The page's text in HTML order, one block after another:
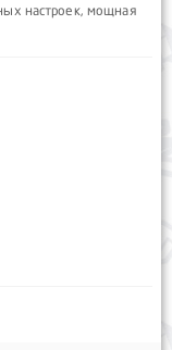
настроек, мощная